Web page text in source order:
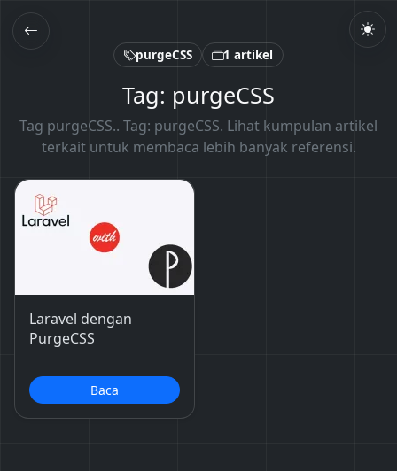
purgeCSS 1 artikel
Tag: purgeCSS
Tag purgeCSS.. Tag: purgeCSS. Lihat kumpulan artikel
terkait untuk membaca lebih banyak referensi.
Laravel dengan
PurgeCSS
Baca